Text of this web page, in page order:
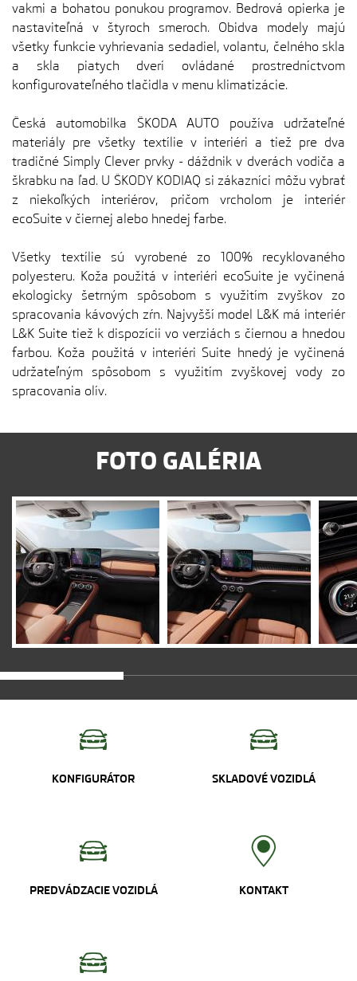
vakmi a bohatou ponukou programov. Bedrová opierka je
nastaviteľná v štyroch smeroch. Obidva modely majú
všetky funkcie vyhrievania sedadiel, volantu, čelného skla
a skla piatych dverí ovládané prostredníctvom
konfigurovateľného tlačidla v menu klimatizácie.
Česká automobilka ŠKODA AUTO používa udržateľné
materiály pre všetky textílie v interiéri a tiež pre dva
tradičné Simply Clever prvky - dáždnik v dverách vodiča a
škrabku na ľad. U ŠKODY KODIAQ si zákazníci môžu vybrať
z niekoľkých interiérov, pričom vrcholom je interiér
ecoSuite v čiernej alebo hnedej farbe.
Všetky textílie sú vyrobené zo 100% recyklovaného
polyesteru. Koža použitá v interiéri ecoSuite je vyčinená
ekologicky šetrným spôsobom s využitím zvyškov zo
spracovania kávových zŕn. Najvyšší model L&K má interiér
L&K Suite tiež k dispozícii vo verziách s čiernou a hnedou
farbou. Koža použitá v interiéri Suite hnedý je vyčinená
udržateľným spôsobom s využitím zvyškovej vody zo
spracovania olív.
FOTO GALÉRIA
KONFIGURÁTOR SKLADOVÉ VOZIDLÁ
PREDVÁDZACIE VOZIDLÁ KONTAKT